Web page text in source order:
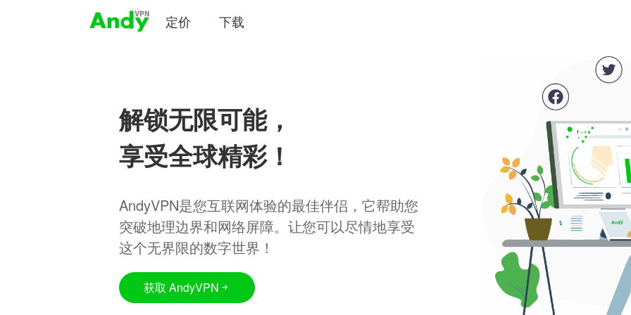
定价 下载
解锁无限可能，
享受全球精彩！
AndyVPN是您互联网体验的最佳伴侣，它帮助您
突破地理边界和网络屏障。让您可以尽情地享受
这个无界限的数字世界！
获取 AndyVPN